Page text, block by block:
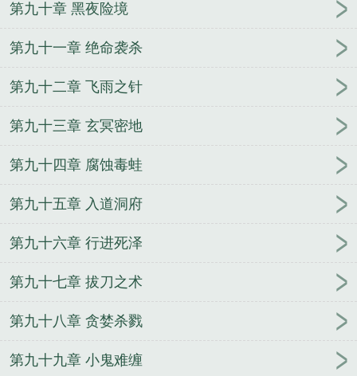
第九十章 黑夜险境
第九十一章 绝命袭杀
第九十二章 飞雨之针
第九十三章 玄冥密地
第九十四章 腐蚀毒蛙
第九十五章 入道洞府
第九十六章 行进死泽
第九十七章 拔刀之术
第九十八章 贪婪杀戮
第九十九章 小鬼难缠